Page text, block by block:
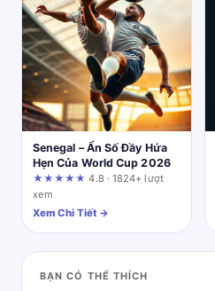
Senegal – Ẩn Số Đầy Hứa
Hẹn Của World Cup 2026
★★★★★4.8 · 1824+ lượt
xem
Xem Chi Tiết →
BẠN CÓ THỂ THÍCH